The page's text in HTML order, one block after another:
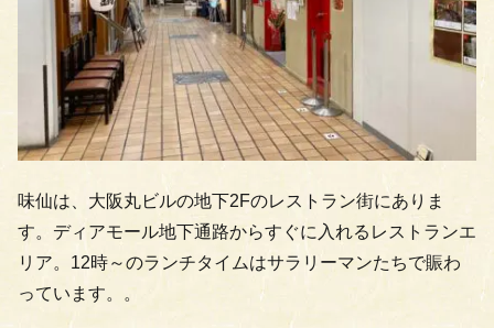
味仙は、大阪丸ビルの地下2Fのレストラン街にありま
す。ディアモール地下通路からすぐに入れるレストランエ
リア。12時～のランチタイムはサラリーマンたちで賑わ
っています。。